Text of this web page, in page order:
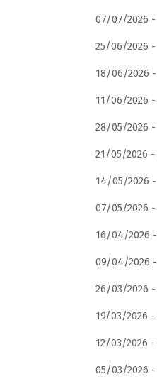
07/07/2026 -
25/06/2026 -
18/06/2026 -
11/06/2026 -
28/05/2026 -
21/05/2026 -
14/05/2026 -
07/05/2026 -
16/04/2026 -
09/04/2026 -
26/03/2026 -
19/03/2026 -
12/03/2026 -
05/03/2026 -